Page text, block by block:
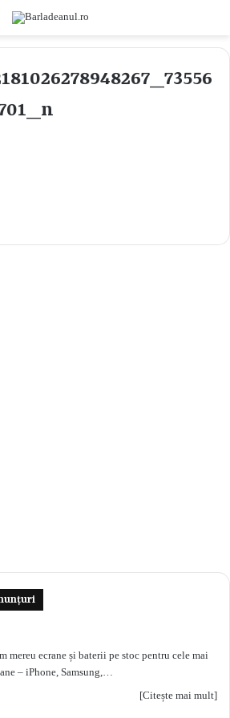
mereu ecrane și baterii pe stoc pentru cele mai
– iPhone, Samsung,…
[Citește mai mult]